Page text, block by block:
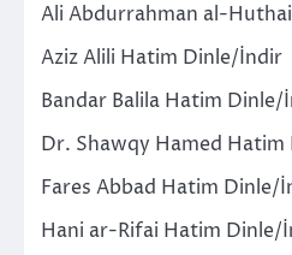
Ali Abdurrahman al-
Aziz Alili Hatim Dinle/İndir
Bandar Balila Hatim Dinle/
Dr. Shawqy Hamed
Fares Abbad Hatim Dinle/
Hani ar-Rifai Hatim Dinle/